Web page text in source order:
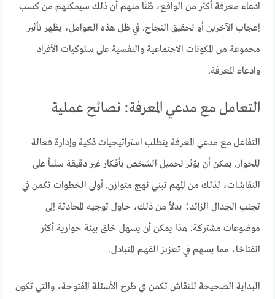
ادعاء معرفة أكثر من الواقع، ظنًا منهم أن ذلك سيمكنهم من كسب
إعجاب الآخرين أو تحقيق النجاح. في ظل هذه العوامل، يظهر تأثير
مجموعة من المكونات الاجتماعية والنفسية على سلوكيات الأفراد
وادعاء المعرفة.
التعامل مع مدعي المعرفة: نصائح عملية
التفاعل مع مدعي المعرفة يتطلب استراتيجيات ذكية وإدارة فعالة
للحوار. يمكن أن يؤثر تحميل الشخص بأفكار غير دقيقة سلباً على
النقاشات، لذلك من المهم تبني نهج متوازن. أولى الخطوات تكمن في
تجنب الجدال الزائد؛ بدلاً من ذلك، حاول توجيه المحادثة إلى
موضوعات مشتركة. هذا يمكن أن يسهل خلق بيئة حوارية أكثر
انفتاحًا، مما يسهم في تعزيز الفهم المتبادل.
البداية الصحيحة للنقاش تكمن في طرح الأسئلة المفتوحة، والتي تكون